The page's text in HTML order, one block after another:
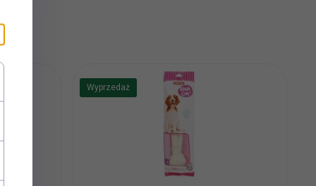
Wyprzedaż